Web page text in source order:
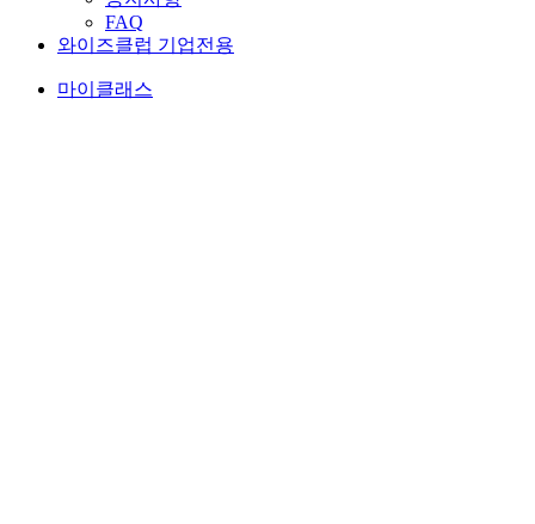
FAQ
와이즈클럽 기업전용
마이클래스